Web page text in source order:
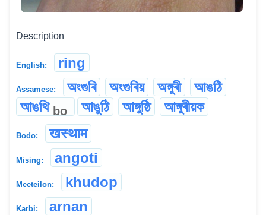
Description
English: ring
Assamese: অংগুৰি অংগুৰিয় অঙ্গুৰী
আঙঠি
আঙথি bo আঙুঠি আঙ্গুষ্ঠি আঙ্গুৰীয়ক
Bodo: खस्थाम
Mising: angoti
Meeteilon: khudop
Karbi: arnan